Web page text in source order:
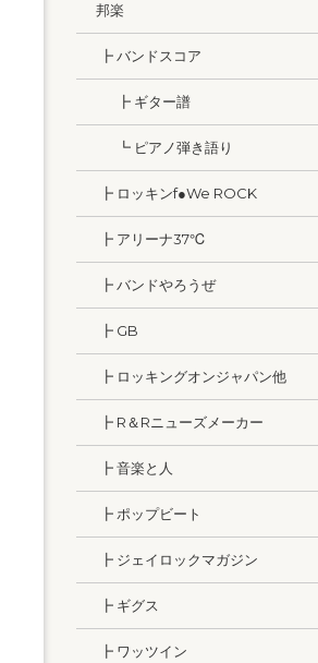
邦楽
┣ バンドスコア
┣ ギター譜
┗ ピアノ弾き語り
┣ ロッキンf●We ROCK
┣ アリーナ37℃
┣ バンドやろうぜ
┣ GB
┣ ロッキングオンジャパン他
┣ R＆Rニューズメーカー
┣ 音楽と人
┣ ポップビート
┣ ジェイロックマガジン
┣ ギグス
┣ ワッツイン